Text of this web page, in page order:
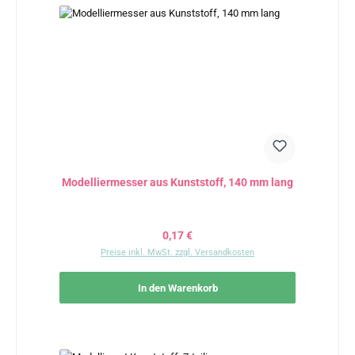
Modelliermesser aus Kunststoff, 140 mm lang
Regulärer Preis:
0,17 €
Preise inkl. MwSt. zzgl. Versandkosten
In den Warenkorb